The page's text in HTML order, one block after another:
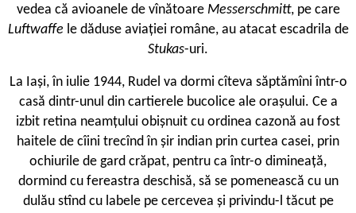
vedea că avioanele de vînătoare Messerschmitt, pe care
Luftwaffe le dăduse aviaţiei române, au atacat escadrila de
Stukas-uri.
La Iaşi, în iulie 1944, Rudel va dormi cîteva săptămîni într-o
casă dintr-unul din cartierele bucolice ale oraşului. Ce a
izbit retina neamţului obişnuit cu ordinea cazonă au fost
haitele de cîini trecînd în şir indian prin curtea casei, prin
ochiurile de gard crăpat, pentru ca într-o dimineaţă,
dormind cu fereastra deschisă, să se pomenească cu un
dulău stînd cu labele pe cercevea şi privindu-l tăcut pe